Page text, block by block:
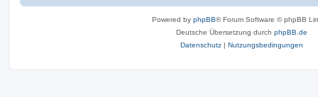
Powered by phpBB® Forum Software © phpBB
Deutsche Übersetzung durch phpBB.de
Datenschutz | Nutzungsbedingungen